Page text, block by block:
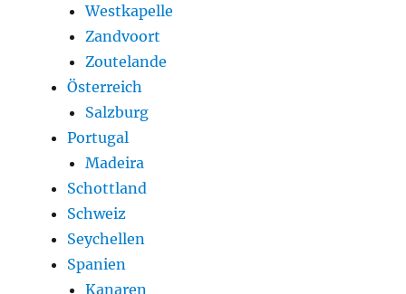
Westkapelle
Zandvoort
Zoutelande
Österreich
Salzburg
Portugal
Madeira
Schottland
Schweiz
Seychellen
Spanien
Kanaren